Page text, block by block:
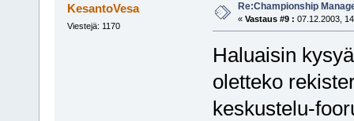
KesantoVesa
Viestejä: 1170
Re:Championship
« Vastaus #9 : 07.12.2003,
Haluaisin
oletteko
keskustelu-